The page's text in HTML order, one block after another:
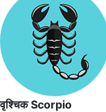
वृश्चिक Scorpio